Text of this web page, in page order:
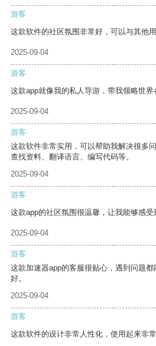
游客
这款软件的社区氛围非常好，可以与其他
2025-09-04
游客
这款app就像我的私人导游，带我领略世界
2025-09-04
游客
这款软件非常实用，可以帮助我解决很多
查找资料、翻译语言、编写代码等。
2025-09-04
游客
这款app的社区氛围很温馨，让我能够感受
2025-09-04
游客
这款加速器app的客服很贴心，遇到问题
好。
2025-09-04
游客
这款软件的设计非常人性化，使用起来非常